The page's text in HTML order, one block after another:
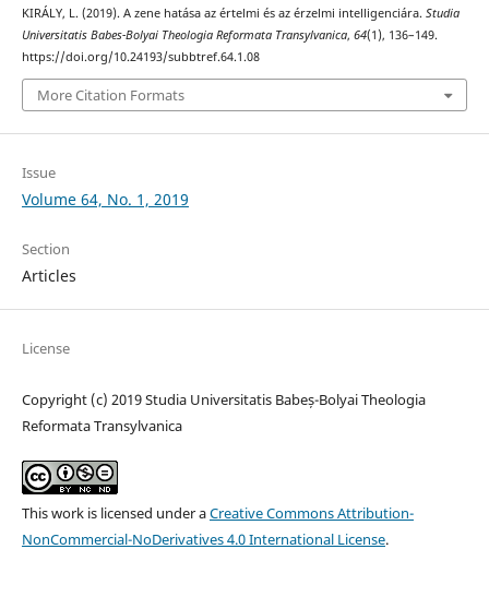
KIRÁLY, L. (2019). A zene hatása az értelmi és az érzelmi intelligenciára. Studia
Universitatis Babes-Bolyai Theologia Reformata Transylvanica, 64(1), 136–149.
https://doi.org/10.24193/subbtref.64.1.08
More Citation Formats
Issue
Volume 64, No. 1, 2019
Section
Articles
License
Copyright (c) 2019 Studia Universitatis Babeș-Bolyai Theologia
Reformata Transylvanica
This work is licensed under aCreative Commons Attribution-
NonCommercial-NoDerivatives 4.0 International License.